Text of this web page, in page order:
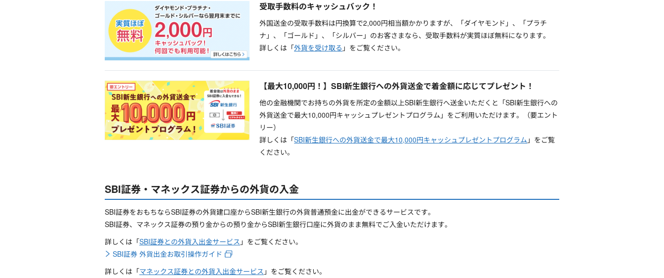
受取手数料のキャッシュバック！
外国送金の受取手数料は円換算で2,000円相当額かかりますが、「ダイヤモンド」、「プラチ
ナ」、「ゴールド」、「シルバー」のお客さまなら、受取手数料が実質ほぼ無料になります。
詳しくは「外貨を受け取る 」をご覧ください。
【最大10,000円！】SBI新生銀行への外貨送金で着金額に応じてプレゼント！
他の金融機関でお持ちの外貨を所定の金額以上SBI新生銀行へ送金いただくと「SBI新生銀行への
外貨送金で最大10,000円キャッシュプレゼントプログラム」をご利用いただけます。（要エント
リー）
詳しくは「SBI新生銀行への外貨送金で最大10,000円キャッシュプレゼントプログラム 」をご覧
ください。
SBI証券・マネックス証券からの外貨の入金
SBI証券をおもちならSBI証券の外貨建口座からSBI新生銀行の外貨普通預金に出金ができるサービスです。
SBI証券、マネックス証券の預り金からの預り金からSBI新生銀行口座に外貨のまま無料でご入金いただけます。
詳しくは「SBI証券との外貨入出金サービス 」をご覧ください。
SBI証券 外貨出金お取引操作ガイド
詳しくは「マネックス証券との外貨入出金サービス 」をご覧ください。